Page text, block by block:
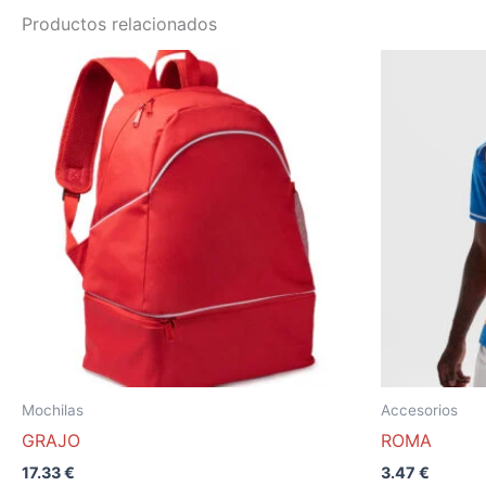
Productos relacionados
Mochilas
GRAJO
17.33€
Accesorios
ROMA
3.47 €